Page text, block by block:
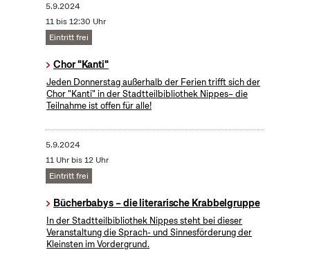
5.9.2024
11 bis 12:30 Uhr
Eintritt frei
Chor "Kanti"
Jeden Donnerstag außerhalb der Ferien trifft sich der
Chor "Kanti" in der Stadtteilbibliothek Nippes– die
Teilnahme ist offen für alle!
5.9.2024
11 Uhr bis 12 Uhr
Eintritt frei
Bücherbabys – die literarische Krabbelgruppe
In der Stadtteilbibliothek Nippes steht bei dieser
Veranstaltung die Sprach- und Sinnesförderung der
Kleinsten im Vordergrund.